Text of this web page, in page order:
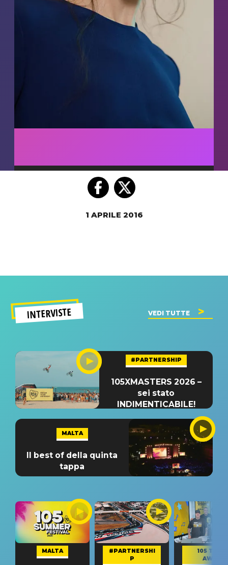
1 APRILE 2016
INTERVISTE VEDI TUTTE
#PARTNERSHIP
105XMASTERS 2026 –
sei stato
INDIMENTICABILE!
MALTA
Il best of della quinta
tappa
MALTA
#PARTNERSHI
P
105 TAKE
AWAY